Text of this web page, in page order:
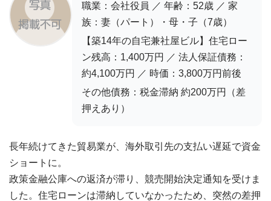
職業：会社役員 ／ 年齢：52歳 ／ 家
族：妻（パート）・母・子（7歳）
【築14年の自宅兼社屋ビル】住宅ロー
ン残高：1,400万円 ／ 法人保証債務：
約4,100万円 ／ 時価：3,800万円前後
その他債務：税金滞納 約200万円（差
押えあり）
長年続けてきた貿易業が、海外取引先の支払い遅延で資金
ショートに。
政策金融公庫への返済が滞り、競売開始決定通知を受けま
した。住宅ローンは滞納していなかったため、突然の差押